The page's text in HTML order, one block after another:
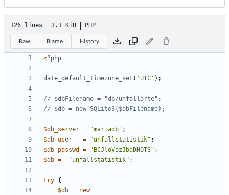
126 lines 3.1 KiB PHP
Raw Blame History
<?php
date_default_timezone_set ( 'UTC' );
$db_server = "mariadb" ;
$db_user
= "unfallstatistik" ;
$db_passwd
= " BCJloVozJbdDHQTS" ;
$db = "unfallstatistik" ;
try {
$db = new